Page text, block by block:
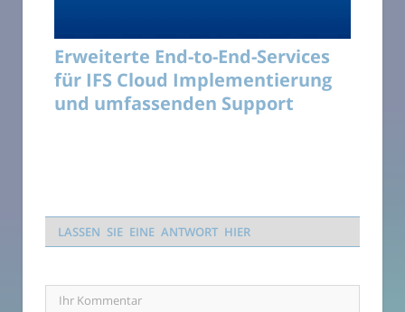
Erweiterte End-to-End-Services
für IFS Cloud Implementierung
und umfassenden Support
LASSEN SIE EINE ANTWORT HIER